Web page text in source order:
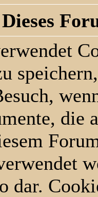
Dieses
die
dar.